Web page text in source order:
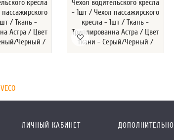
кресла
/ Ткань -
Астра / Цвет
Черный /
Чехол водительского кресла
- 1шт / Чехол пассажирского
кресла - 1шт / Ткань -
Триплированна Астра / Цвет
ткани - Серый/Черный /
ЛИЧНЫЙ КАБИНЕТ ДОПОЛНИТЕЛЬНО